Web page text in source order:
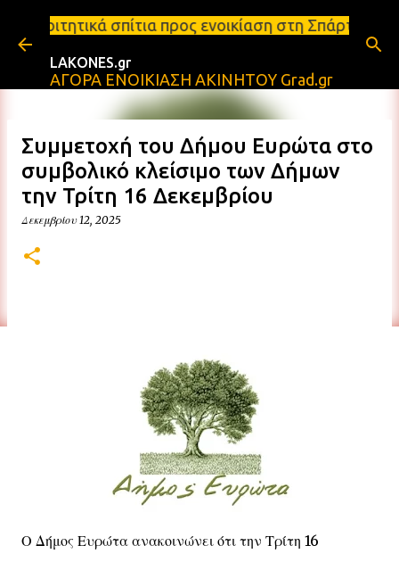
Μετάβαση στο κύριο περιεχόμενο
προς ενοικίαση στη Σπάρτη Ενοικιάσεις
LAKONES.gr
ΑΓΟΡΑ ΕΝΟΙΚΙΑΣΗ ΑΚΙΝΗΤΟΥ Grad.gr
Συμμετοχή του Δήμου Ευρώτα στο
συμβολικό κλείσιμο των Δήμων
την Τρίτη 16 Δεκεμβρίου
Δεκεμβρίου 12, 2025
Ο Δήμος Ευρώτα ανακοινώνει ότι την Τρίτη 16